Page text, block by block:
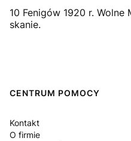
10 Fenigów 1920 r. Wolne
skanie.
Linki w stopce
CENTRUM POMOCY
Kontakt
O firmie